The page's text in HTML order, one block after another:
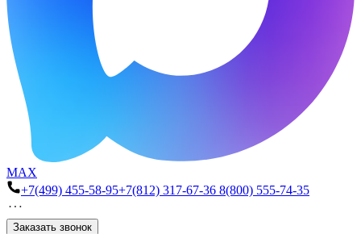
MAX
+7(499) 455-58-95+7(812) 317-67-36 8(800) 555-74-35
Заказать звонок